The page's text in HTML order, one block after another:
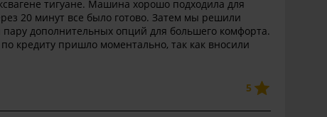
тигуане. Машина хорошо подходила для
20 минут все было готово. Затем мы решили
дополнительных опций для большего комфорта.
кредиту пришло моментально, так как вносили
5